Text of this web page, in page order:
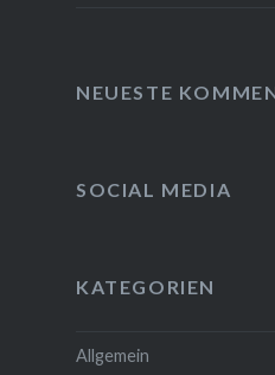
NEUESTE
SOCIAL MEDIA
KATEGORIEN
Allgemein